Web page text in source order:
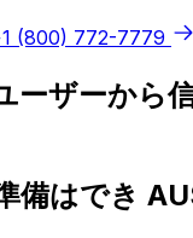
(800) 772-7779
ーザーから
備はでき